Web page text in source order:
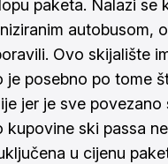
paketa. Nalazi se
autobusom,
Ovo skijalište
je posebno po tome
jer je sve povezano
kupovine ski passa
u cijenu